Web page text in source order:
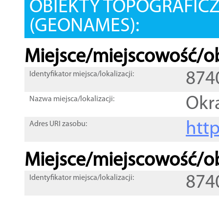
OBIEKTY
(GEONAMES):
Miejsce/miejscowość/
Identyfikator miejsca/lokalizacji:
Nazwa miejsca/lokalizacji:
Adres URI zasobu:
Miejsce/miejscowość/
Identyfikator miejsca/lokalizacji: